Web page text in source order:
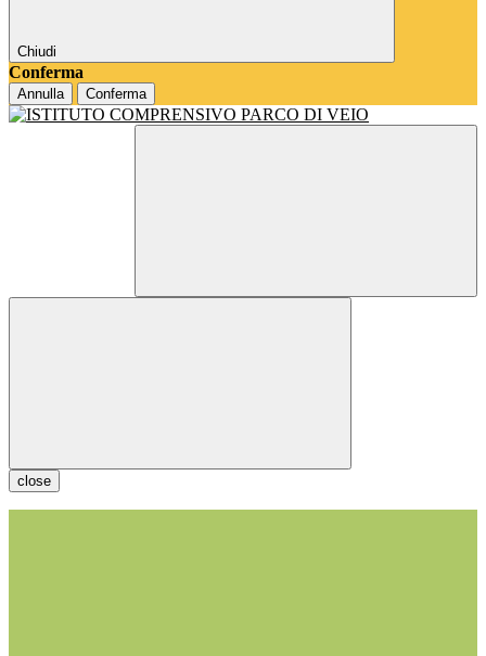
Chiudi
Conferma
Annulla Conferma
close